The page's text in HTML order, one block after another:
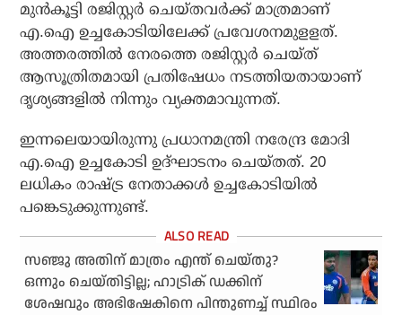
മുന്‍കൂട്ടി രജിസ്റ്റര്‍ ചെയ്തവര്‍ക്ക് മാത്രമാണ്
എ.ഐ ഉച്ചകോടിയിലേക്ക് പ്രവേശനമുളളത്.
അത്തരത്തില്‍ നേരത്തെ രജിസ്റ്റര്‍ ചെയ്ത്
ആസൂത്രിതമായി പ്രതിഷേധം നടത്തിയതായാണ്
ദൃശ്യങ്ങളില്‍ നിന്നും വ്യക്തമാവുന്നത്.
ഇന്നലെയായിരുന്നു പ്രധാനമന്ത്രി നരേന്ദ്ര മോദി
എ.ഐ ഉച്ചകോടി ഉദ്ഘാടനം ചെയ്തത്. 20
ലധികം രാഷ്ട്ര നേതാക്കള്‍ ഉച്ചകോടിയില്‍
പങ്കെടുക്കുന്നുണ്ട്.
സഞ്ജു അതിന് മാത്രം എന്ത് ചെയ്തു?
ഒന്നും ചെയ്തിട്ടില്ല; ഹാട്രിക് ഡക്കിന്
ശേഷവും അഭിഷേകിനെ പിന്തുണച്ച് സ്ഥിരം